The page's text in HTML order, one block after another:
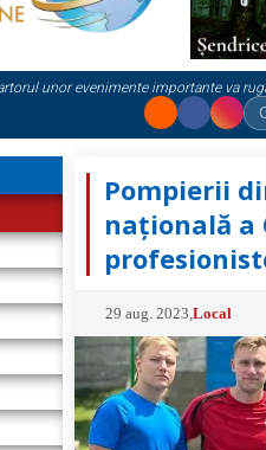
unor evenimente importante va
Pompierii
națională a
29 aug. 2023 ,Local